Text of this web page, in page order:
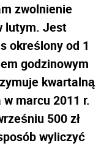
zwolnienie
lutym. Jest
określony od 1
godzinowym
kwartalną
marcu 2011 r.
500 zł
wyliczyć